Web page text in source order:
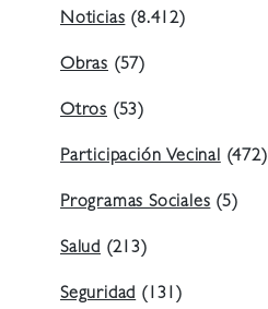
Noticias(8.412)
Obras (57)
Otros (53)
Participación Vecinal(472)
Programas Sociales(5)
Salud (213)
Seguridad(131)